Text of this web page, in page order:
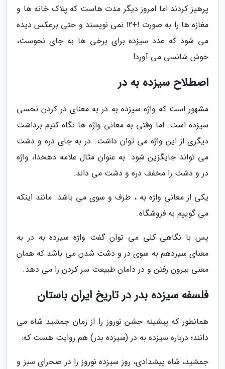
پرهیز کردند اما امروز دیگر مدت هاست که پلاک خانه ها و
مغازه ها را به صورت 1+12 نمی نویسند و حتی برعکس دیده
می شود که عدد سیزده برای برخی ها به جای نحوست،
خوش شانسی می آورد!
اصطلاح سیزده به در
مشهور است که واژه سیزده به در به معنای در کردن نحسی
سیزده است. اما وقتی به معانی واژه ها نگاه کنیم برداشت
دیگری از این واژه می توان داشت. در به جای دره و دشت
می تواند جایگزین شود. به عنوان مثال علامه دهخدا، واژه
در و دشت را مخفف دره و دشت می داند.
یکی از معانی واژه به ، طرف و سوی می باشد. مانند اینکه
می گوییم به فروشگاه.
پس با نگاهی کلی می توان گفت واژه سیزده به در به
معنای سیزدهم به سوی در و دشت شدن می باشد که همان
معنی بیرون رفتن و در دامان طبیعت سر کردن را می دهد.
فلسفه سیزده بدر در تاریخ ایران باستان
همانطور که پیشینه جشن نوروز را از زمان جمشید شاه می
دانند؛ درباره سیزده به در (سیزده بدر) هم روایت هست که:
جمشید، شاه پیشدادی، روز سیزده نوروز را در صحرای سبز و